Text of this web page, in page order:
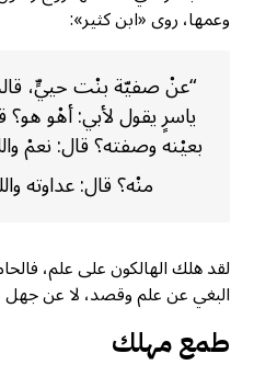
وعمها، روى «ابن كثير»:
“عنْ صفيّة بنْت حييٍّ،
ياسرٍ يقول لأبي: أهْو هو؟
بعيْنه وصفته؟ قال: نعمْ
منْه؟ قال: عداوته
لقد هلك الهالكون على علم،
البغي عن علم وقصد، لا عن
طمع مهلك